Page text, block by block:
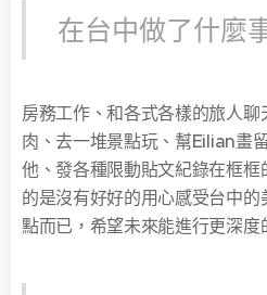
在台中做了什麼
房務工作、和各式各樣的旅人
肉、去一堆景點玩、幫Eilian畫
他、發各種限動貼文紀錄在框
的是沒有好好的用心感受台中
點而已，希望未來能進行更深度